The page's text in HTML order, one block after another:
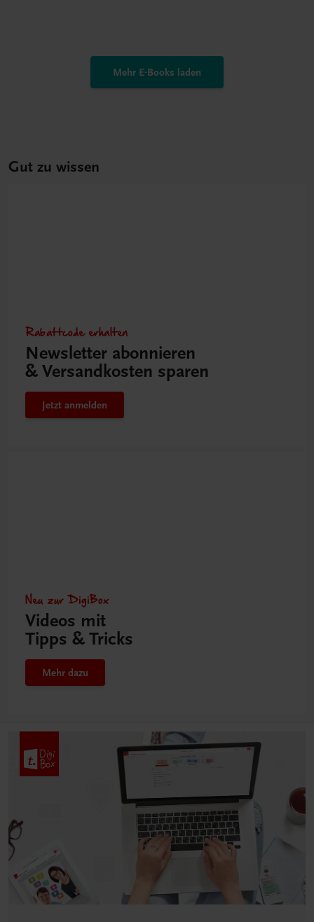
Mehr E-Books laden
Gut zu wissen
Rabattcode erhalten
Newsletter abonnieren
& Versandkosten sparen
Jetzt anmelden
Neu zur DigiBox
Videos mit
Tipps & Tricks
Mehr dazu